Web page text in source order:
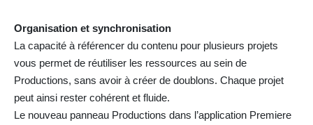
Organisation et synchronisation
La capacité à référencer du contenu pour plusieurs projets
vous permet de réutiliser les ressources au sein de
Productions, sans avoir à créer de doublons. Chaque projet
peut ainsi rester cohérent et fluide.
Le nouveau panneau Productions dans l’application Premiere